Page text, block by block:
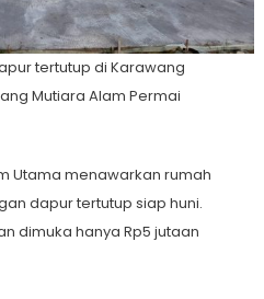
tertutup di Karawang
Mutiara Alam Permai
Utama menawarkan rumah
dapur tertutup siap huni.
dimuka hanya Rp5 jutaan